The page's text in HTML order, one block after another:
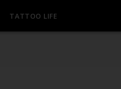
TATTOO LIFE